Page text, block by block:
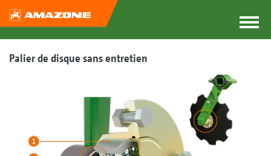
Palier de disque sans entretien